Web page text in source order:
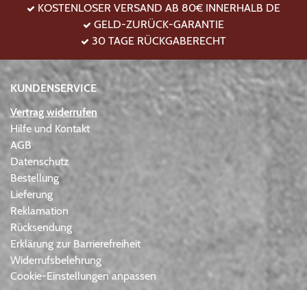
KOSTENLOSER VERSAND AB 80€ INNERHALB DE
GELD-ZURÜCK-GARANTIE
30 TAGE RÜCKGABERECHT
KUNDENSERVICE
Vertrag widerrufen
Hilfe und Kontakt
AGB
Datenschutz
Bestellung
Lieferung
Reklamation
Rücksendung
Erklärung zur Barrierefreiheit
Widerrufsbelehrung
Cookie-Einstellungen anpassen